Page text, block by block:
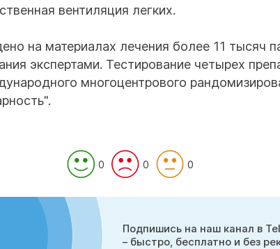
вентиляция легких.
на материалах лечения более 11 тысяч
экспертами. Тестирование четырех
многоцентрового
0 0 0
Подпишись на наш канал в
– быстро, бесплатно и без